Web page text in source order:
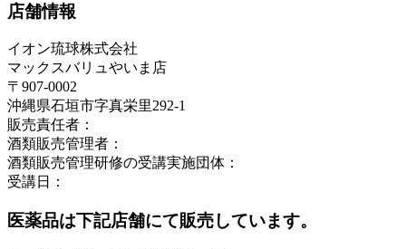
店舗情報
イオン琉球株式会社
マックスバリュやいま店
〒907-0002
沖縄県石垣市字真栄里292-1
販売責任者：
酒類販売管理者：
酒類販売管理研修の受講実施団体：
受講日：
医薬品は下記店舗にて販売しています。